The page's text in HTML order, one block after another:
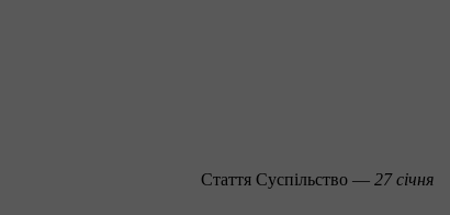
Стаття Суспільство — 27 січня